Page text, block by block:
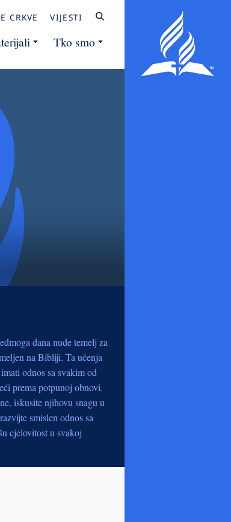
CRKVE VIJESTI
Tko smo
dana nude temelj za
na Bibliji. Ta učenja
odnos sa svakim od
prema potpunoj obnovi.
iskusite njihovu snagu u
smislen odnos sa
cjelovitost u svakoj